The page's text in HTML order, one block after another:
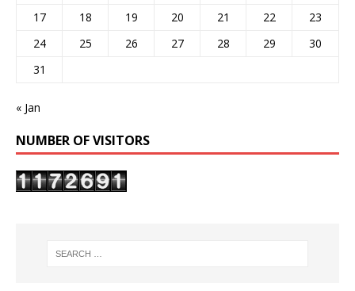
17
18 19 20 21 22
23
24
25 26 27 28 29
30
31
« Jan
NUMBER OF VISITORS